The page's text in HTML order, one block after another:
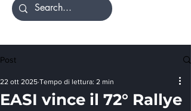
Post
EASI vince il 72° Rallye
22 ott 2025 Tempo di lettura: 2 min